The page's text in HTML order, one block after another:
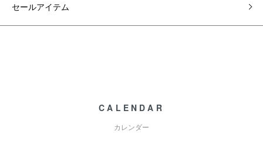
セールアイテム
CALENDAR
カレンダー